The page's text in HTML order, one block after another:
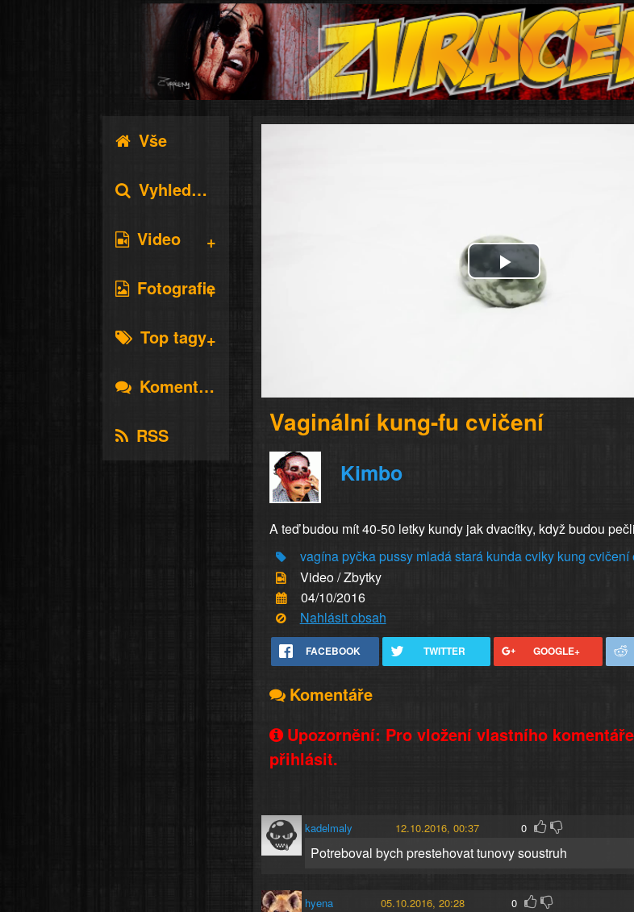
Vše
Vyhledávání
Video
Fotografie
Top tagy
Komentáře
RSS
Play
Video
Vaginální kung-fu cvičení
Kimbo
A teď budou mít 40-50 letky kundy jak dvacítky, když budou
vagínapyčkapussy mladástará kundacviky kung cvičení
Video / Zbytky
04/10/2016
Nahlásit obsah
FACEBOOK TWITTER GOOGLE+
Komentáře
Upozornění: Pro vložení vlastního
přihlásit.
kadelmaly 12.10.2016, 00:37 0
Potreboval bych prestehovat tunovy soustruh
hyena 05.10.2016, 20:28 0